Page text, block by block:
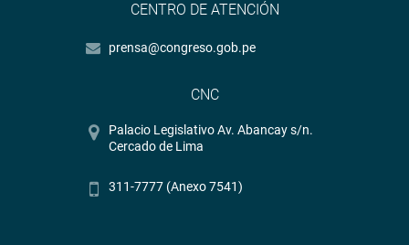
CENTRO DE ATENCIÓN
prensa@congreso.gob.pe
CNC
Palacio Legislativo Av. Abancay s/n.
Cercado de Lima
311-7777 (Anexo 7541)